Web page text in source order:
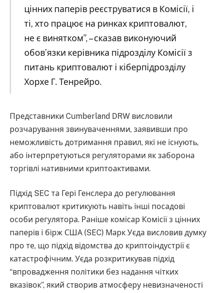
цінних паперів реєструватися в Комісії, і
ті, хто працює на ринках криптовалют,
не є винятком”, – сказав виконуючий
обов’язки керівника підрозділу Комісії з
питань криптовалют і кіберпідрозділу
Хорхе Г. Тенрейро.
Представники Cumberland DRW висловили
розчарування звинуваченнями, заявивши про
неможливість дотримання правил, які не існують,
або інтерпретуються регуляторами як заборона
торгівлі нативними криптоактивами.
Підхід SEC та Гері Генслера до регулювання
криптовалют критикують навіть інші посадові
особи регулятора. Раніше комісар Комісії з цінних
паперів і бірж США (SEC) Марк Уєда висловив думку
про те, що підхід відомства до криптоіндустрії є
катастрофічним. Уєда розкритикував підхід
“впровадження політики без надання чітких
вказівок”, який створив атмосферу невизначеності